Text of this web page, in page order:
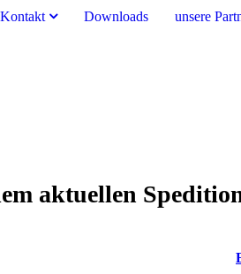
Kontakt Downloads unsere
aktuellen